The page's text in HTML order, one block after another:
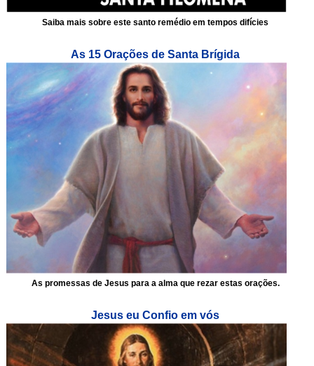
Saiba mais sobre este santo remédio em tempos difícies
As 15 Orações de Santa Brígida
As promessas de Jesus para a alma que rezar estas orações.
Jesus eu Confio em vós